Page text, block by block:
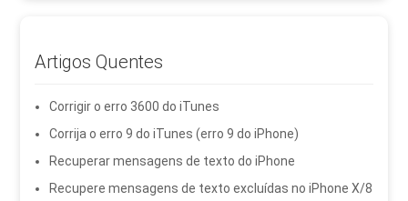
Artigos Quentes
Corrigir o erro 3600 do iTunes
Corrija o erro 9 do iTunes (erro 9 do iPhone)
Recuperar mensagens de texto do iPhone
Recupere mensagens de texto excluídas no iPhone X/8